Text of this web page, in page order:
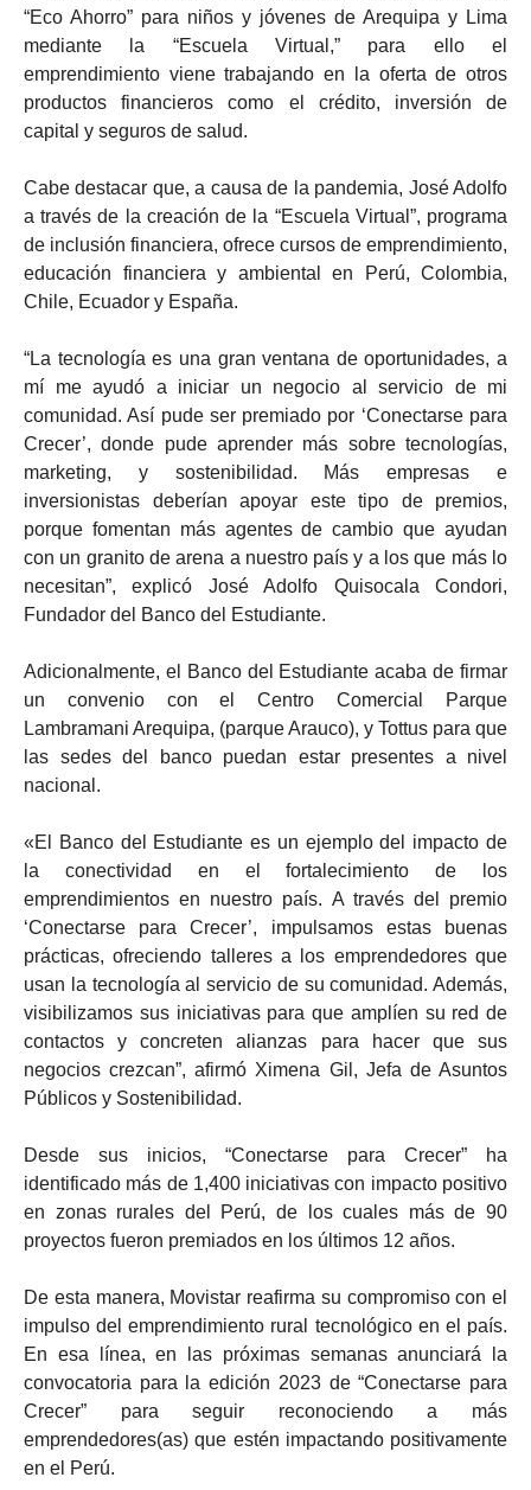
“Eco Ahorro” para niños y jóvenes de Arequipa y Lima
mediante la “Escuela Virtual,” para ello el
emprendimiento viene trabajando en la oferta de otros
productos financieros como el crédito, inversión de
capital y seguros de salud.
Cabe destacar que, a causa de la pandemia, José Adolfo
a través de la creación de la “Escuela Virtual”, programa
de inclusión financiera, ofrece cursos de emprendimiento,
educación financiera y ambiental en Perú, Colombia,
Chile, Ecuador y España.
“La tecnología es una gran ventana de oportunidades, a
mí me ayudó a iniciar un negocio al servicio de mi
comunidad. Así pude ser premiado por ‘Conectarse para
Crecer’, donde pude aprender más sobre tecnologías,
marketing, y sostenibilidad. Más empresas e
inversionistas deberían apoyar este tipo de premios,
porque fomentan más agentes de cambio que ayudan
con un granito de arena a nuestro país y a los que más lo
necesitan”, explicó José Adolfo Quisocala Condori,
Fundador del Banco del Estudiante.
Adicionalmente, el Banco del Estudiante acaba de firmar
un convenio con el Centro Comercial Parque
Lambramani Arequipa, (parque Arauco), y Tottus para que
las sedes del banco puedan estar presentes a nivel
nacional.
«El Banco del Estudiante es un ejemplo del impacto de
la conectividad en el fortalecimiento de los
emprendimientos en nuestro país. A través del premio
‘Conectarse para Crecer’, impulsamos estas buenas
prácticas, ofreciendo talleres a los emprendedores que
usan la tecnología al servicio de su comunidad. Además,
visibilizamos sus iniciativas para que amplíen su red de
contactos y concreten alianzas para hacer que sus
negocios crezcan”, afirmó Ximena Gil, Jefa de Asuntos
Públicos y Sostenibilidad.
Desde sus inicios, “Conectarse para Crecer” ha
identificado más de 1,400 iniciativas con impacto positivo
en zonas rurales del Perú, de los cuales más de 90
proyectos fueron premiados en los últimos 12 años.
De esta manera, Movistar reafirma su compromiso con el
impulso del emprendimiento rural tecnológico en el país.
En esa línea, en las próximas semanas anunciará la
convocatoria para la edición 2023 de “Conectarse para
Crecer” para seguir reconociendo a más
emprendedores(as) que estén impactando positivamente
en el Perú.